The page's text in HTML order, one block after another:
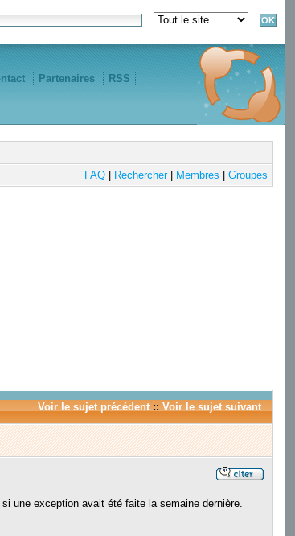
Partenaires RSS
FAQ| Rechercher| Membres Groupes
Voir le sujet précédent:: Voir le sujet suivant
une exception avait été faite la semaine dernière.